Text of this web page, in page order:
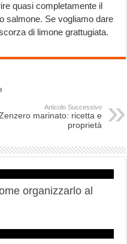
quasi completamente il
salmone. Se vogliamo dare
di limone grattugiata.
Articolo Successivo
marinato: ricetta e
proprietà
organizzarlo al